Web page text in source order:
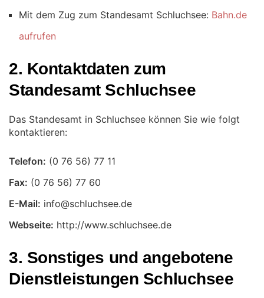
Mit dem Zug zum Standesamt Schluchsee: Bahn.de
aufrufen
2. Kontaktdaten zum
Standesamt Schluchsee
Das Standesamt in Schluchsee können Sie wie folgt
kontaktieren:
Telefon:
Fax:
E-Mail:
Webseite: http://www.schluchsee.de
3. Sonstiges und angebotene
Dienstleistungen Schluchsee